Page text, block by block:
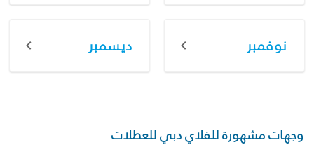
نوفمبر ديسمبر
وجهات مشهورة للفلاي دبي للعطلات